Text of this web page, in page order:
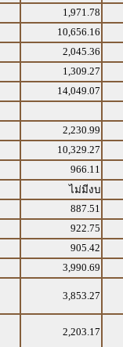
1,971.78
10,656.16
2,045.36
1,309.27
14,049.07
2,230.99
10,329.27
966.11
ไม่มีงบ
887.51
922.75
905.42
3,990.69
3,853.27
2,203.17